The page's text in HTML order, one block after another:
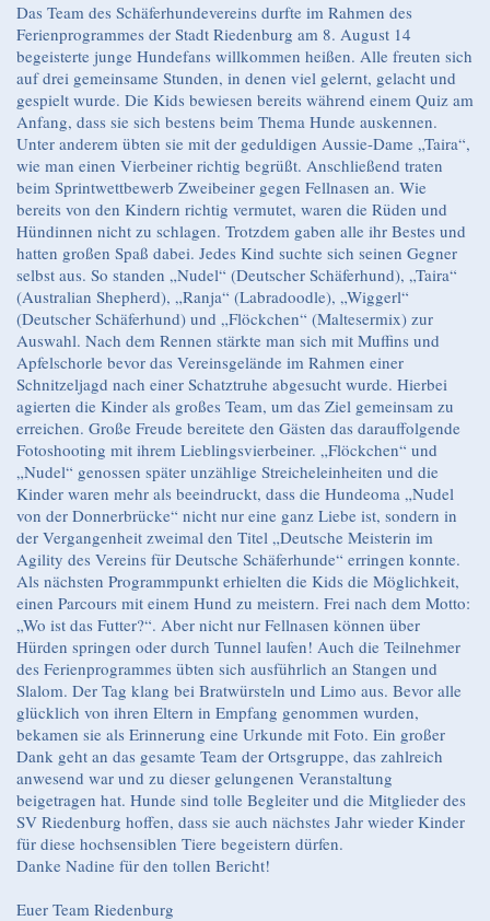
Das Team des Schäferhundevereins durfte im Rahmen des
Ferienprogrammes der Stadt Riedenburg am 8. August 14
begeisterte junge Hundefans willkommen heißen. Alle freuten sich
auf drei gemeinsame Stunden, in denen viel gelernt, gelacht und
gespielt wurde. Die Kids bewiesen bereits während einem Quiz am
Anfang, dass sie sich bestens beim Thema Hunde auskennen.
Unter anderem übten sie mit der geduldigen Aussie-Dame „Taira“,
wie man einen Vierbeiner richtig begrüßt. Anschließend traten
beim Sprintwettbewerb Zweibeiner gegen Fellnasen an. Wie
bereits von den Kindern richtig vermutet, waren die Rüden und
Hündinnen nicht zu schlagen. Trotzdem gaben alle ihr Bestes und
hatten großen Spaß dabei. Jedes Kind suchte sich seinen Gegner
selbst aus. So standen „Nudel“ (Deutscher Schäferhund), „Taira“
(Australian Shepherd), „Ranja“ (Labradoodle), „Wiggerl“
(Deutscher Schäferhund) und „Flöckchen“ (Maltesermix) zur
Auswahl. Nach dem Rennen stärkte man sich mit Muffins und
Apfelschorle bevor das Vereinsgelände im Rahmen einer
Schnitzeljagd nach einer Schatztruhe abgesucht wurde. Hierbei
agierten die Kinder als großes Team, um das Ziel gemeinsam zu
erreichen. Große Freude bereitete den Gästen das darauffolgende
Fotoshooting mit ihrem Lieblingsvierbeiner. „Flöckchen“ und
„Nudel“ genossen später unzählige Streicheleinheiten und die
Kinder waren mehr als beeindruckt, dass die Hundeoma „Nudel
von der Donnerbrücke“ nicht nur eine ganz Liebe ist, sondern in
der Vergangenheit zweimal den Titel „Deutsche Meisterin im
Agility des Vereins für Deutsche Schäferhunde“ erringen konnte.
Als nächsten Programmpunkt erhielten die Kids die Möglichkeit,
einen Parcours mit einem Hund zu meistern. Frei nach dem Motto:
„Wo ist das Futter?“. Aber nicht nur Fellnasen können über
Hürden springen oder durch Tunnel laufen! Auch die Teilnehmer
des Ferienprogrammes übten sich ausführlich an Stangen und
Slalom. Der Tag klang bei Bratwürsteln und Limo aus. Bevor alle
glücklich von ihren Eltern in Empfang genommen wurden,
bekamen sie als Erinnerung eine Urkunde mit Foto. Ein großer
Dank geht an das gesamte Team der Ortsgruppe, das zahlreich
anwesend war und zu dieser gelungenen Veranstaltung
beigetragen hat. Hunde sind tolle Begleiter und die Mitglieder des
SV Riedenburg hoffen, dass sie auch nächstes Jahr wieder Kinder
für diese hochsensiblen Tiere begeistern dürfen.
Danke Nadine für den tollen Bericht!
Euer Team Riedenburg